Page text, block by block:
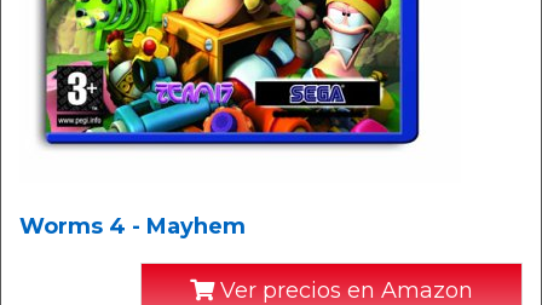
Worms 4 - Mayhem
Ver precios en Amazon